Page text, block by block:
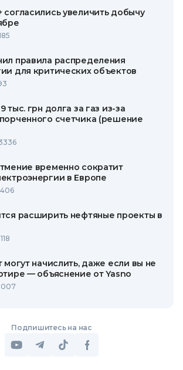
увеличить добычу
правила распределения
для критических объектов
тыс. грн долга за газ из-за
счетчика (решение
временно сократит
в Европе
406
расширить нефтяные проекты в
118
могут начислить, даже если вы не
— объяснение от Yasno
Подпишитесь на нас